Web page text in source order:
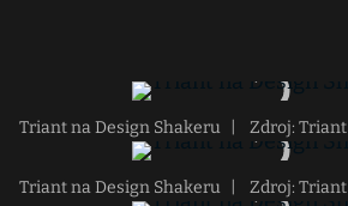
Triant na Design Shakeru Zdroj: Triant
Triant na Design Shakeru Zdroj: Triant